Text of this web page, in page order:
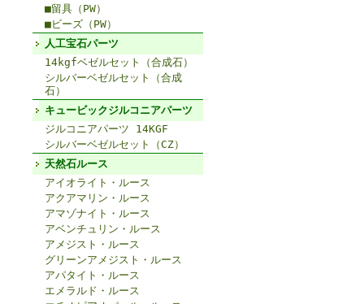
■留具（PW）
■ビーズ（PW）
人工宝石パーツ
14kgfベゼルセット（合成石）
シルバーベゼルセット（合成
石）
キュービックジルコニアパーツ
ジルコニアパーツ 14KGF
シルバーベゼルセット（CZ）
天然石ルース
アイオライト・ルース
アクアマリン・ルース
アマゾナイト・ルース
アベンチュリン・ルース
アメジスト・ルース
グリーンアメジスト・ルース
アパタイト・ルース
エメラルド・ルース